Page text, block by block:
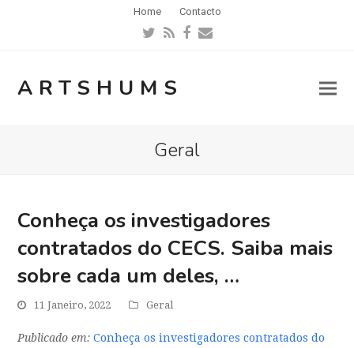
Home Contacto
Twitter
RSSFacebook
Email
ARTSHUMS
Geral
Conheça os investigadores
contratados do CECS. Saiba mais
sobre cada um deles, …
11 Janeiro, 2022 Geral
Publicado em: Conheça os investigadores contratados do